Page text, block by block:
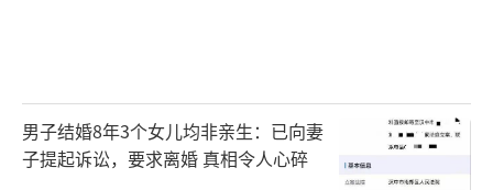
男子结婚8年3个女儿均非亲生：已向妻
子提起诉讼，要求离婚 真相令人心碎